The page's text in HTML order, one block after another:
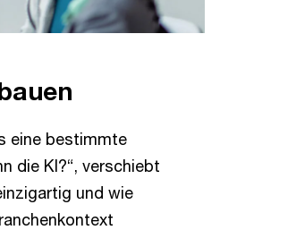
eine bestimmte
die KI?“, verschiebt
und wie